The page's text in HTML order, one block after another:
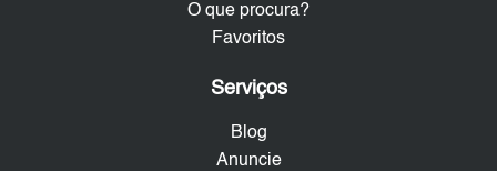
O que procura?
Favoritos
Serviços
Blog
Anuncie